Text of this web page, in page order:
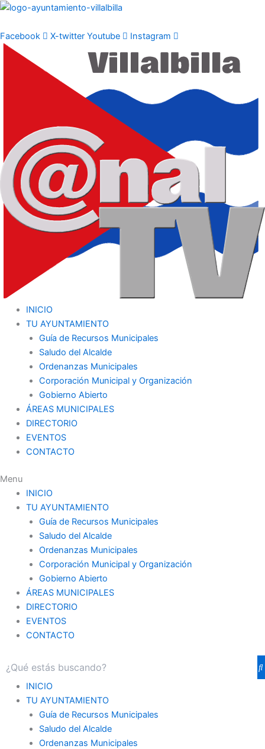
Ir
contenido
Facebook X-twitter Youtube Instagram
INICIO
TU AYUNTAMIENTO
Guía de Recursos Municipales
Saludo del Alcalde
Ordenanzas Municipales
Corporación Municipal y Organización
Gobierno Abierto
ÁREAS MUNICIPALES
DIRECTORIO
EVENTOS
CONTACTO
Menu
INICIO
TU AYUNTAMIENTO
Guía de Recursos Municipales
Saludo del Alcalde
Ordenanzas Municipales
Corporación Municipal y Organización
Gobierno Abierto
ÁREAS MUNICIPALES
DIRECTORIO
EVENTOS
CONTACTO
INICIO
TU AYUNTAMIENTO
Guía de Recursos Municipales
Saludo del Alcalde
Ordenanzas Municipales